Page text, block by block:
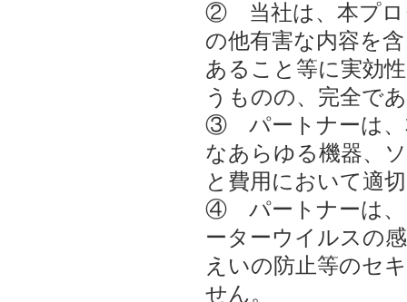
② 当社は、本プロ
の他有害な内容を
あること等に実効
うものの、完全で
③ パートナーは、
なあらゆる機器、
と費用において適
④ パートナーは、
ーターウイルスの
えいの防止等のセ
せん。